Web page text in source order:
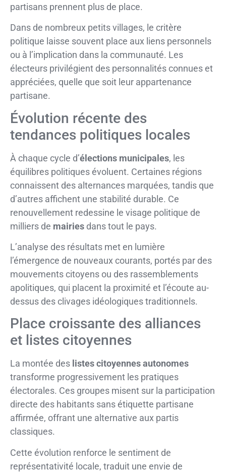
partisans prennent plus de place.
Dans de nombreux petits villages, le critère
politique laisse souvent place aux liens personnels
ou à l’implication dans la communauté. Les
électeurs privilégient des personnalités connues et
appréciées, quelle que soit leur appartenance
partisane.
Évolution récente des
tendances politiques locales
À chaque cycle d’élections municipales, les
équilibres politiques évoluent. Certaines régions
connaissent des alternances marquées, tandis que
d’autres affichent une stabilité durable. Ce
renouvellement redessine le visage politique de
milliers de mairies dans tout le pays.
L’analyse des résultats met en lumière
l’émergence de nouveaux courants, portés par des
mouvements citoyens ou des rassemblements
apolitiques, qui placent la proximité et l’écoute au-
dessus des clivages idéologiques traditionnels.
Place croissante des alliances
et listes citoyennes
La montée des listes citoyennes autonomes
transforme progressivement les pratiques
électorales. Ces groupes misent sur la participation
directe des habitants sans étiquette partisane
affirmée, offrant une alternative aux partis
classiques.
Cette évolution renforce le sentiment de
représentativité locale, traduit une envie de